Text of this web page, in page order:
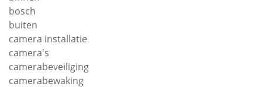
bosch
buiten
camera installatie
camera's
camerabeveiliging
camerabewaking